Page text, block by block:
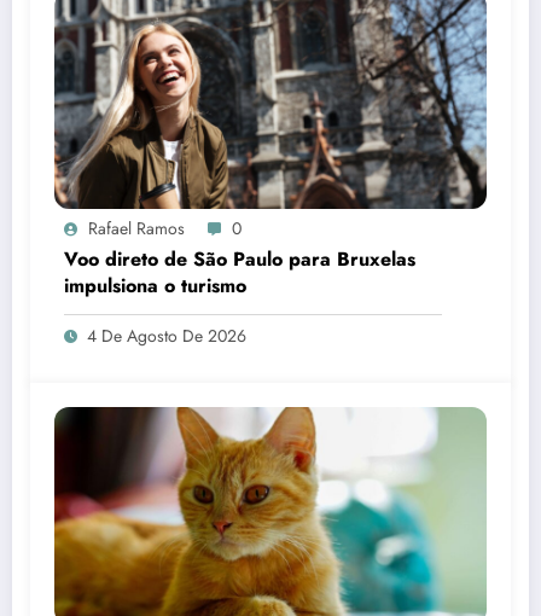
Rafael Ramos 0
Voo direto de São Paulo para Bruxelas
impulsiona o turismo
4 De Agosto De 2026